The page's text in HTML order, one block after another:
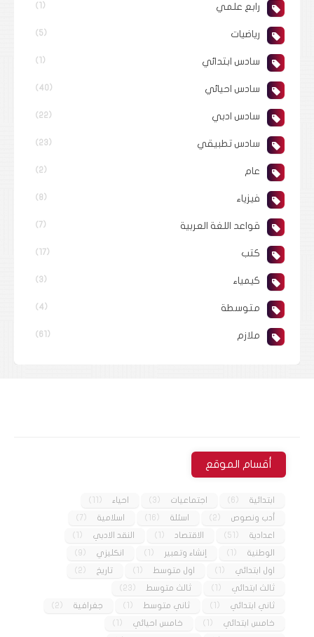
رابع علمي (1)
رياضيات (5)
سادس ابتدائي (1)
سادس احيائي (40)
سادس ادبي (22)
سادس تطبيقي (23)
عام (2)
فيزياء (8)
قواعد اللغة العربية (7)
كتب (17)
كيمياء (3)
متوسطة (4)
ملازم (61)
أقسام الموقع
ابتدائية (6) اجتماعيات (3) احياء (11)
أدب ونصوص (2) اسئلة (16) اسلامية (7)
اعدادية (51) الاقتصاد (1) النقد الادبي (1)
الوطنية (1) إنشاء وتعبير (1) انكليزي (9)
اول ابتدائي (1) اول متوسط (1) تاريخ (2)
ثالث ابتدائي (1) ثالث متوسط (23)
ثاني ابتدائي (1) ثاني متوسط (1) جغرافية (2)
خامس ابتدائي (1) خامس احيائي (1)